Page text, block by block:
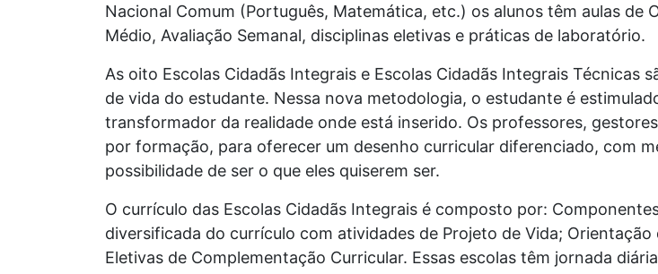
Nacional Comum (Português, Matemática, etc.) os alunos têm aulas de
Médio, Avaliação Semanal, disciplinas eletivas e práticas de laboratório.
As oito Escolas Cidadãs Integrais e Escolas Cidadãs Integrais
de vida do estudante. Nessa nova metodologia, o estudante é
transformador da realidade onde está inserido. Os professores,
por formação, para oferecer um desenho curricular diferenciado, com
possibilidade de ser o que eles quiserem ser.
O currículo das Escolas Cidadãs Integrais é composto por:
diversificada do currículo com atividades de Projeto de Vida;
Eletivas de Complementação Curricular. Essas escolas têm jornada